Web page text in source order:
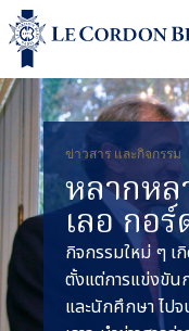
ข่าวสาร และกิจกรรม
หลากห
เลอ กอ
กิจกรรมใหม่ ๆ เ
ตั้งแต่การแข่งขัน
และนักศึกษา ไป